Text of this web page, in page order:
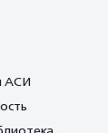
АСИ